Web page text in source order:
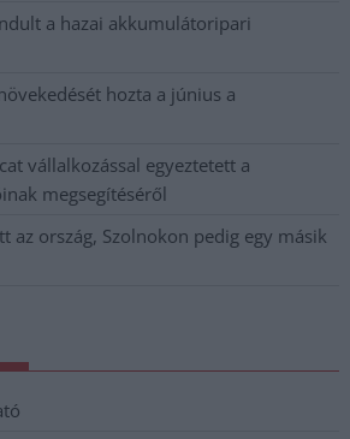
a hazai akkumulátoripari
hozta a június a
vállalkozással egyeztetett a
megsegítéséről
ország, Szolnokon pedig egy másik